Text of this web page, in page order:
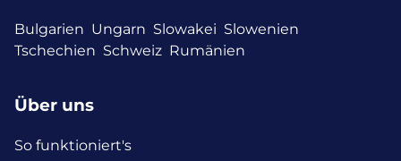
Bulgarien Ungarn Slowakei Slowenien
Tschechien Schweiz Rumänien
Über uns
So funktioniert's